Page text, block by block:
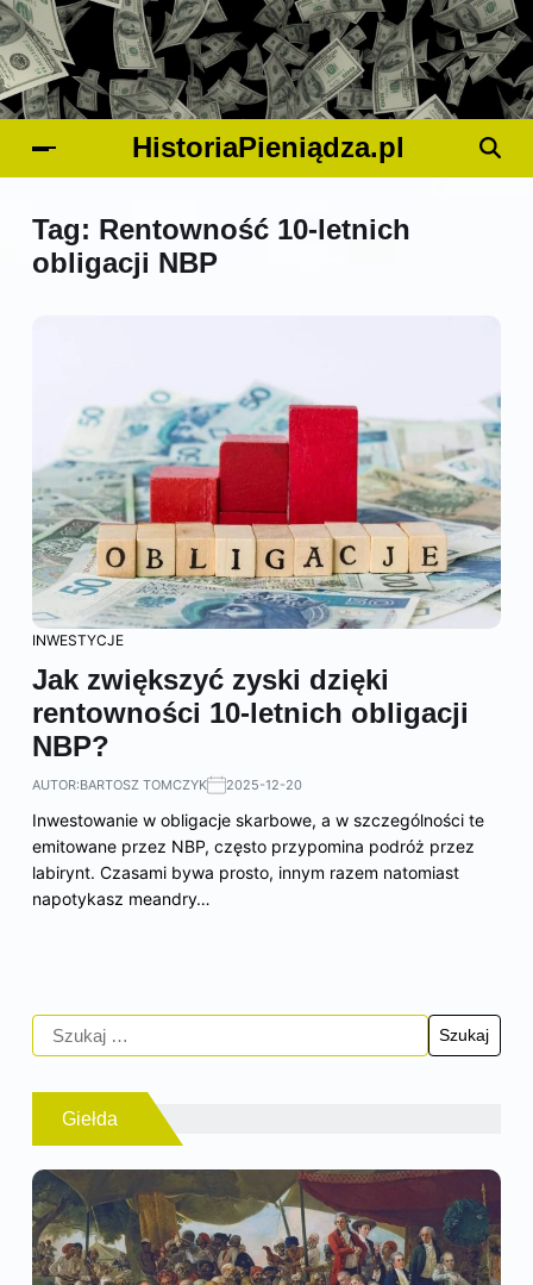
HistoriaPieniądza.pl
Tag: Rentowność 10-letnich
obligacji NBP
INWESTYCJE
Jak zwiększyć zyski dzięki
rentowności 10-letnich obligacji
NBP?
AUTOR:BARTOSZ TOMCZYK 2025-12-20
Inwestowanie w obligacje skarbowe, a w szczególności te
emitowane przez NBP, często przypomina podróż przez
labirynt. Czasami bywa prosto, innym razem natomiast
napotykasz meandry…
Giełda